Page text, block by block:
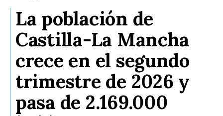
La población de
Castilla-La Mancha
crece en el segundo
trimestre de 2026 y
pasa de 2.169.000